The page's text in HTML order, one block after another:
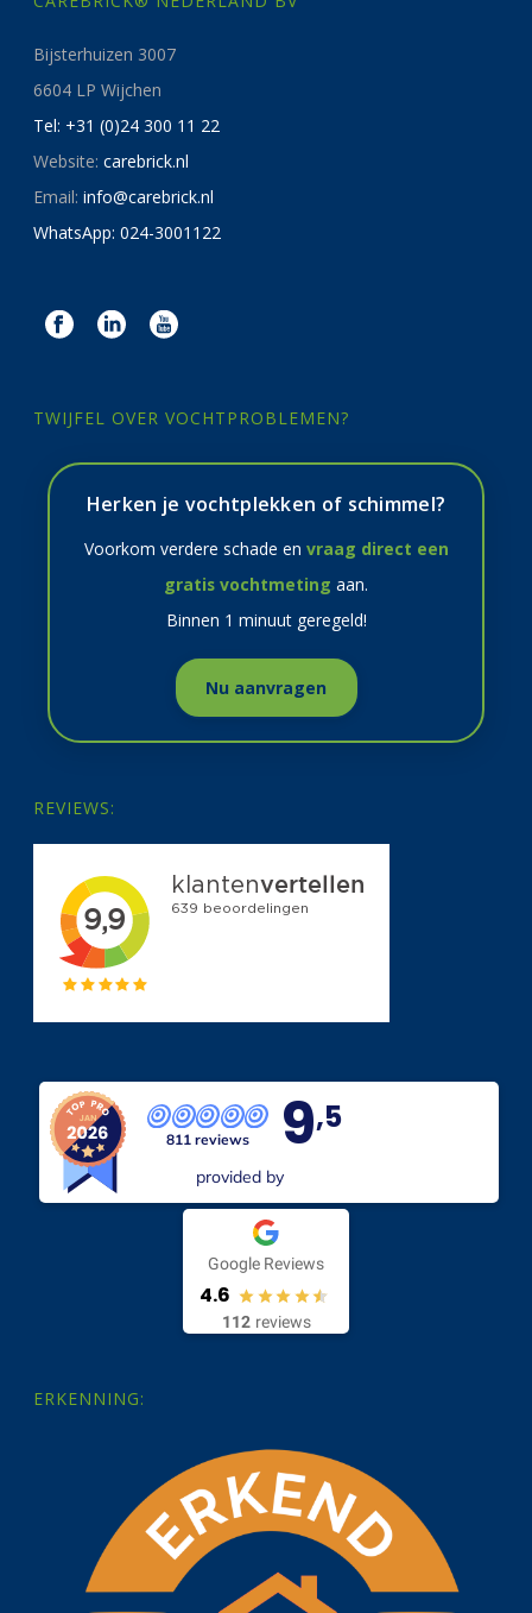
Bijsterhuizen 3007
6604 LP Wijchen
Tel: +31 (0)24 300 11 22
Website:carebrick.nl
Email:info@carebrick.nl
WhatsApp: 024-3001122
TWIJFEL OVER VOCHTPROBLEMEN?
Herken je vochtplekken of schimmel?
Voorkom verdere schade en vraag direct een
gratis vochtmeting aan.
Binnen 1 minuut geregeld!
Nu aanvragen
REVIEWS:
811 reviews 9,5
provided by
Google Reviews
4.6
112 reviews
ERKENNING: